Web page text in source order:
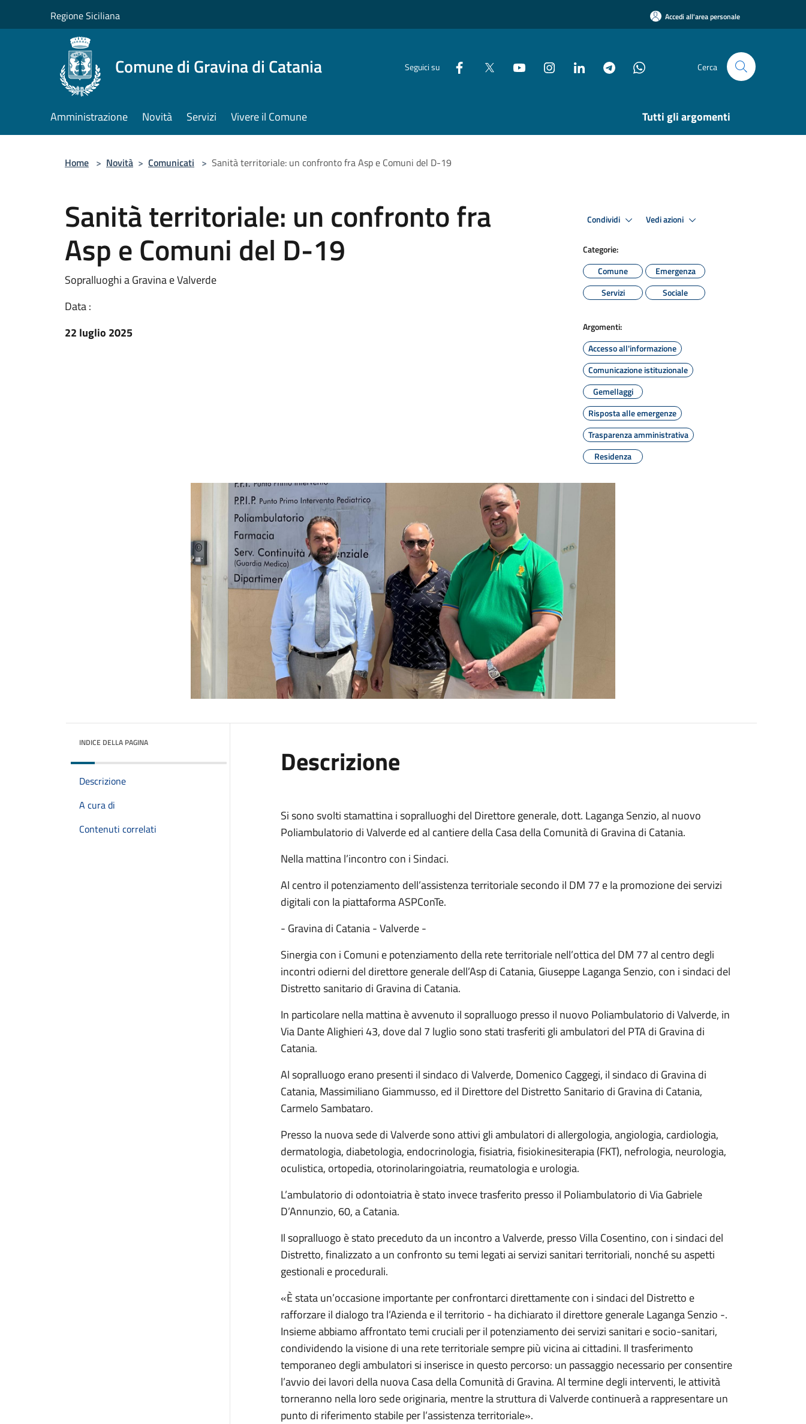
Regione Siciliana Accedi all'area personale
Comune di Gravina di Catania Seguici su Cerca
Amministrazione Novità Servizi Vivere il Comune Tutti gli argomenti
Home > Novità > Comunicati > Sanità territoriale: un confronto fra Asp e Comuni del D-19
Sanità territoriale: un confronto fra
Asp e Comuni del D-19
Sopralluoghi a Gravina e Valverde
Data :
22 luglio 2025
Condividi Vedi azioni
Categorie:
Comune
Emergenza
Servizi
Sociale
Argomenti:
Accesso all'informazione
Comunicazione istituzionale
Gemellaggi
Risposta alle emergenze
Trasparenza amministrativa
Residenza
INDICE DELLA PAGINA
Descrizione
A cura di
Contenuti correlati
Descrizione
Si sono svolti stamattina i sopralluoghi del Direttore generale, dott. Laganga Senzio, al nuovo
Poliambulatorio di Valverde ed al cantiere della Casa della Comunità di Gravina di Catania.
Nella mattina l’incontro con i Sindaci.
Al centro il potenziamento dell’assistenza territoriale secondo il DM 77 e la promozione dei servizi
digitali con la piattaforma ASPConTe.
- Gravina di Catania - Valverde -
Sinergia con i Comuni e potenziamento della rete territoriale nell’ottica del DM 77 al centro degli
incontri odierni del direttore generale dell’Asp di Catania, Giuseppe Laganga Senzio, con i sindaci del
Distretto sanitario di Gravina di Catania.
In particolare nella mattina è avvenuto il sopralluogo presso il nuovo Poliambulatorio di Valverde, in
Via Dante Alighieri 43, dove dal 7 luglio sono stati trasferiti gli ambulatori del PTA di Gravina di
Catania.
Al sopralluogo erano presenti il sindaco di Valverde, Domenico Caggegi, il sindaco di Gravina di
Catania, Massimiliano Giammusso, ed il Direttore del Distretto Sanitario di Gravina di Catania,
Carmelo Sambataro.
Presso la nuova sede di Valverde sono attivi gli ambulatori di allergologia, angiologia, cardiologia,
dermatologia, diabetologia, endocrinologia, fisiatria, fisiokinesiterapia (FKT), nefrologia, neurologia,
oculistica, ortopedia, otorinolaringoiatria, reumatologia e urologia.
L’ambulatorio di odontoiatria è stato invece trasferito presso il Poliambulatorio di Via Gabriele
D’Annunzio, 60, a Catania.
Il sopralluogo è stato preceduto da un incontro a Valverde, presso Villa Cosentino, con i sindaci del
Distretto, finalizzato a un confronto su temi legati ai servizi sanitari territoriali, nonché su aspetti
gestionali e procedurali.
«È stata un’occasione importante per confrontarci direttamente con i sindaci del Distretto e
rafforzare il dialogo tra l’Azienda e il territorio - ha dichiarato il direttore generale Laganga Senzio -.
Insieme abbiamo affrontato temi cruciali per il potenziamento dei servizi sanitari e socio-sanitari,
condividendo la visione di una rete territoriale sempre più vicina ai cittadini. Il trasferimento
temporaneo degli ambulatori si inserisce in questo percorso: un passaggio necessario per consentire
l’avvio dei lavori della nuova Casa della Comunità di Gravina. Al termine degli interventi, le attività
torneranno nella loro sede originaria, mentre la struttura di Valverde continuerà a rappresentare un
punto di riferimento stabile per l’assistenza territoriale».